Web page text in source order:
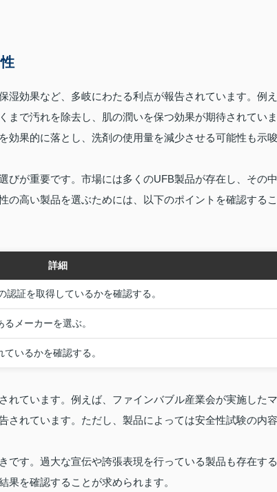
湿効果など、多岐にわたる利点が報告されています。例え
まで汚れを除去し、肌の潤いを保つ効果が期待されていま
効果的に落とし、洗剤の使用量を減少させる可能性も示唆
びが重要です。市場には多くのUFB製品が存在し、その中
の高い製品を選ぶためには、以下のポイントを確認するこ
詳細
証を取得しているかを確認する。
メーカーを選ぶ。
いるかを確認する。
れています。例えば、ファインバブル産業会が実施したマ
されています。ただし、製品によっては安全性試験の内容
です。過大な宣伝や誇張表現を行っている製品も存在する
を確認することが求められます。